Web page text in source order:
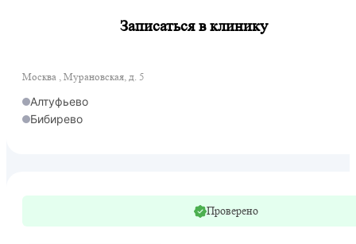
Записаться в клинику
Москва , Мурановская, д. 5
Алтуфьево
Бибирево
Проверено